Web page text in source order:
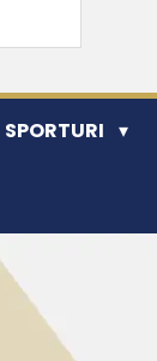
SPORTURI